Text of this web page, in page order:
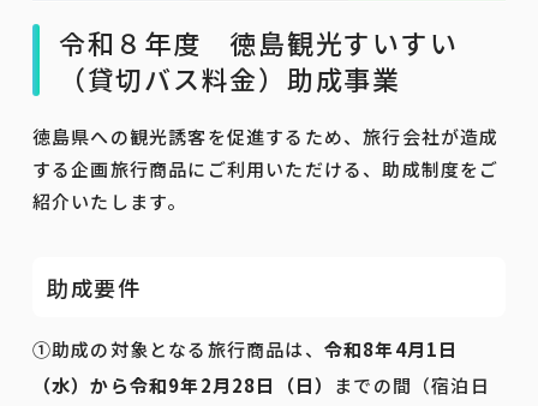
令和８年度 徳島観光すいすい
（貸切バス料金）助成事業
徳島県への観光誘客を促進するため、旅行会社が造成
する企画旅行商品にご利用いただける、助成制度をご
紹介いたします。
助成要件
①助成の対象となる旅⾏商品は、 令和8年4月1日
（水）から令和9年2月28日（日） までの間（宿泊⽇